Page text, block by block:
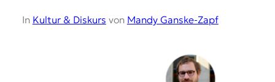
In Kultur & Diskurs von Mandy Ganske-Zapf